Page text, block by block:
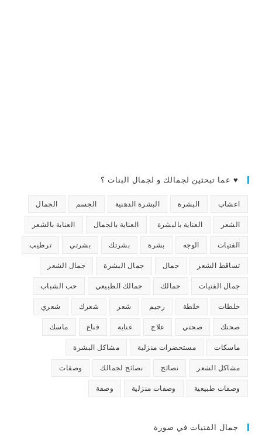
♥ عما تبحثين لجمالك و لجمال البنات ؟
اعشاب البشرة البشرة الدهنية الجسم الجمال
الشعر العناية بالبشرة العناية بالجمال العناية بالشعر
الفتيات الوجه بشرة بشرتك بشرتي ترطيب
تساقط الشعر جمال جمال البشرة جمال الشعر
جمال الفتيات جمالك جمالك الطبيعي حب الشباب
خلطات خلطة رجيم شعر شعرك شعري
صحتك صحتي علاج عناية قناع ماسك
ماسكات مستحضرات منزلية مشاكل البشرة
مشاكل الشعر نصائح نصائح لجمالك وصفات
وصفات طبيعية وصفات منزلية وصفة
جمال الفتيات في صورة